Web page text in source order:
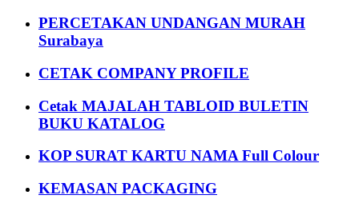
PERCETAKAN UNDANGAN MURAH
Surabaya
CETAK COMPANY PROFILE
Cetak MAJALAH TABLOID BULETIN
BUKU KATALOG
KOP SURAT KARTU NAMA Full Colour
KEMASAN PACKAGING